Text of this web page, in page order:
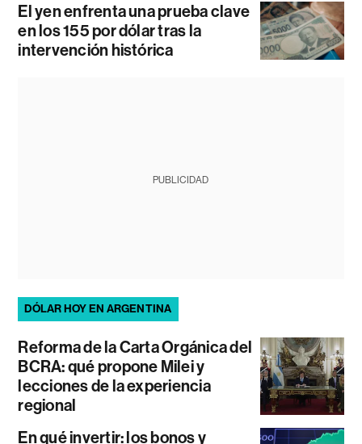
El yen enfrenta una prueba clave
en los 155 por dólar tras la
intervención histórica
PUBLICIDAD
DÓLAR HOY EN ARGENTINA
Reforma de la Carta Orgánica del
BCRA: qué propone Milei y
lecciones de la experiencia
regional
En qué invertir: los bonos y